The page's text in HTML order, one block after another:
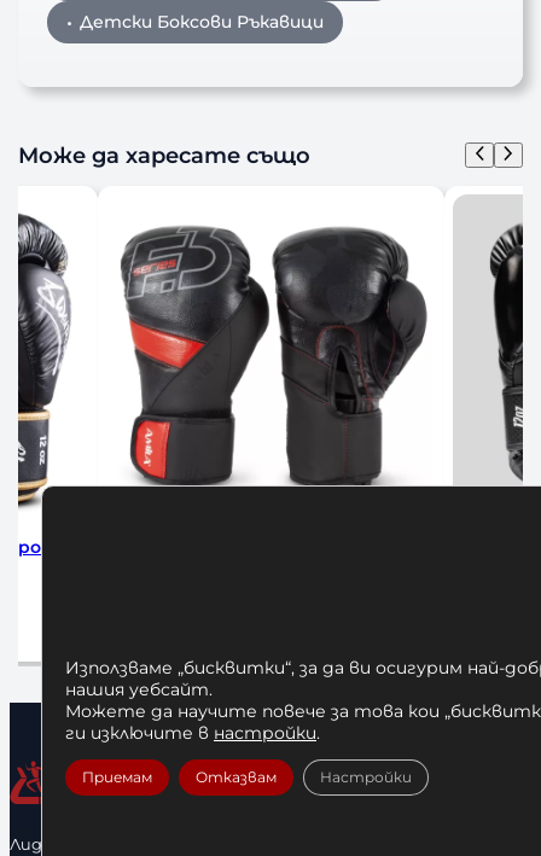
Детски Боксови Ръкавици
Може да харесате също
Amila Forte
Лидерфитнес е водещ вносител и представител на голямо
Използваме „бисквитки“, за да ви осигурим най-
нашия уебсайт.
Можете да научите повече за това кои
ги изключите в настройки.
Приемам Отказвам Настройки